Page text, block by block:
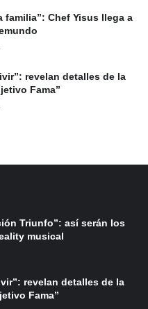
familia”: Chef Yisus llega a
revelan detalles de la
Fama”
Triunfo”: así serán los
musical
revelan detalles de la
Fama”